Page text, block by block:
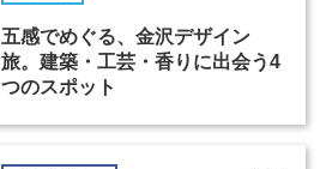
五感でめぐる、金沢デザイン
旅。建築・工芸・香りに出会う4
つのスポット